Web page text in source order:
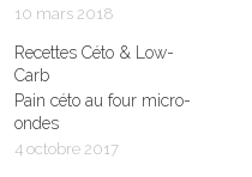
10 mars 2018
Recettes Céto & Low-
Carb
Pain céto au four micro-
ondes
4 octobre 2017